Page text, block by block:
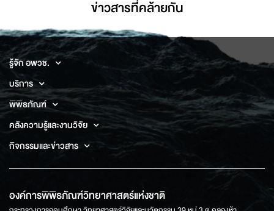
ข่าวสารที่่คล้ายกัน
รู้จัก อพวช.
บริการ
พิพิธภัณฑ์
คลังความรู้และงานวิจัย
กิจกรรมและข่าวสาร
องค์การพิพิธภัณฑ์วิทยาศาสตร์แห่งชาติ